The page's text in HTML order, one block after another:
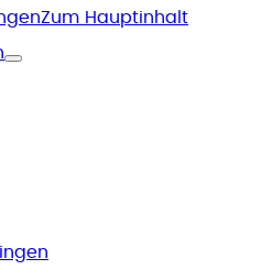
Zum Hauptinhalt